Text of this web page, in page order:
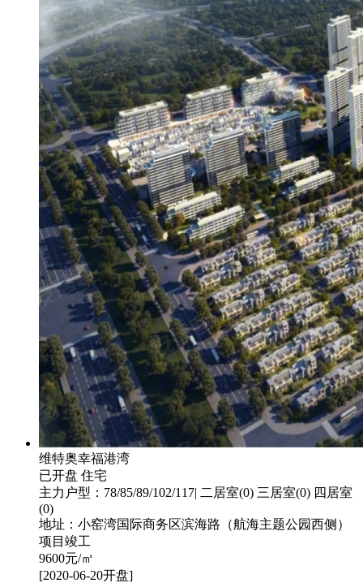
维特奥幸福港湾
已开盘 住宅
主力户型：78/85/89/102/117| 二居室(0) 三居室(0) 四居室
(0)
地址：小窑湾国际商务区滨海路（航海主题公园西侧）
项目竣工
9600元/㎡
[2020-06-20开盘]